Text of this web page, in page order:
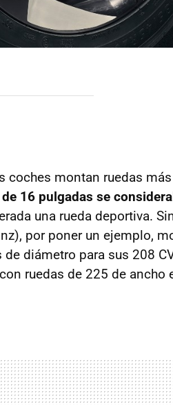
coches montan ruedas
16 pulgadas se
una rueda deportiva.
por poner un ejemplo,
diámetro para sus 208
ruedas de 225 de ancho